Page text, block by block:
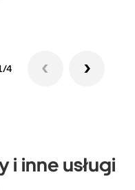
4
i inne usługi